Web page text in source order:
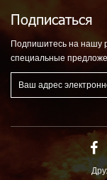
Подписаться
Подпишитесь на нашу
специальные